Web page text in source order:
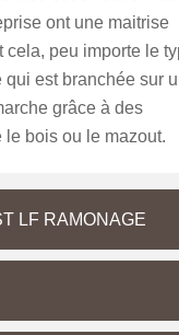
ont une maitrise
cela, peu importe le
est branchée sur
grâce à des
bois ou le mazout.
LF RAMONAGE